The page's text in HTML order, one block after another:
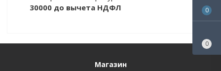
30000 до вычета НДФЛ
Магазин
0
0